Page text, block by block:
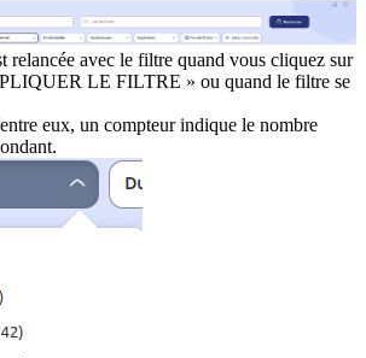
relancée avec le filtre quand vous cliquez sur
LE FILTRE » ou quand le filtre se
eux, un compteur indique le nombre